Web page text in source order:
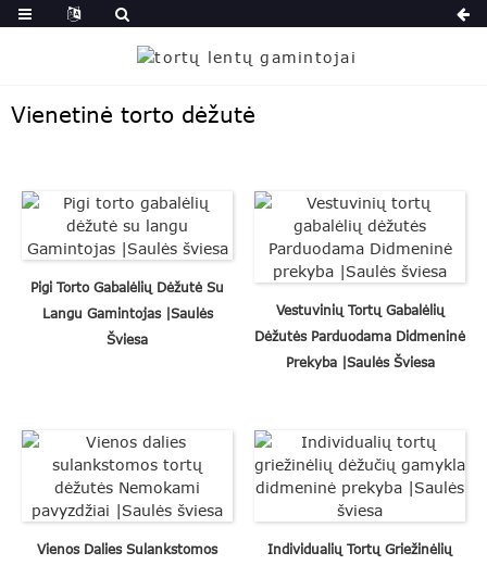
Vienetinė torto dėžutė
Pigi Torto Gabalėlių Dėžutė Su
Langu Gamintojas |Saulės
Šviesa
Vestuvinių Tortų Gabalėlių
Dėžutės Parduodama Didmeninė
Prekyba |Saulės Šviesa
Vienos Dalies Sulankstomos
Individualių Tortų Griežinėlių